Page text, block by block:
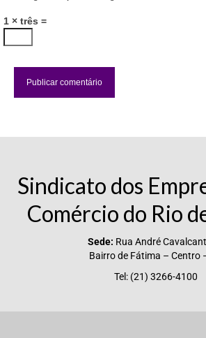
Notícias
Editais
Links Úteis
1 × três =
Sindicato dos
Comércio do Rio
Sede: Rua André
Bairro de Fátima – Centro
Tel: (21) 3266-4100